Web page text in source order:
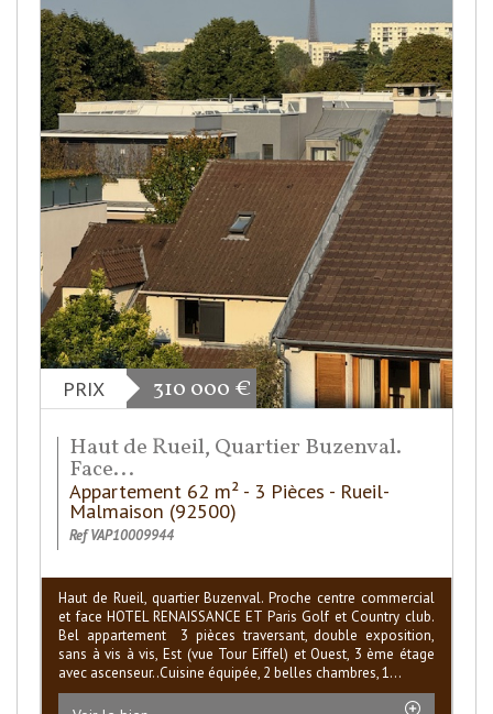
PRIX 310 000 €
Haut de Rueil, Quartier Buzenval.
Face...
Appartement 62 m² - 3 Pièces - Rueil-
Malmaison (92500)
Ref VAP10009944
Haut de Rueil, quartier Buzenval. Proche centre commercial
et face HOTEL RENAISSANCE ET Paris Golf et Country club.
Bel appartement 3 pièces traversant, double exposition,
sans à vis à vis, Est (vue Tour Eiffel) et Ouest, 3 ème étage
avec ascenseur..Cuisine équipée, 2 belles chambres, 1...